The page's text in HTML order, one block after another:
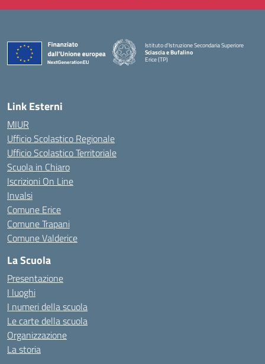
Istituto d'Istruzione Secondaria Superiore
Sciascia e Bufalino
Erice (TP)
Link Esterni
MIUR
Ufficio Scolastico Regionale
Ufficio Scolastico Territoriale
Scuola in Chiaro
Iscrizioni On Line
Invalsi
Comune Erice
Comune Trapani
Comune Valderice
La Scuola
Presentazione
I luoghi
I numeri della scuola
Le carte della scuola
Organizzazione
La storia